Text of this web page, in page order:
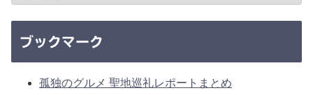
ブックマーク
孤独のグルメ 聖地巡礼レポートまとめ